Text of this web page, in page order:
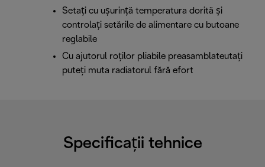
Setați cu ușurință temperatura dorită și
controlați setările de alimentare cu butoane
reglabile
Cu ajutorul roților pliabile preasamblateutați
puteți muta radiatorul fără efort
Specificații tehnice